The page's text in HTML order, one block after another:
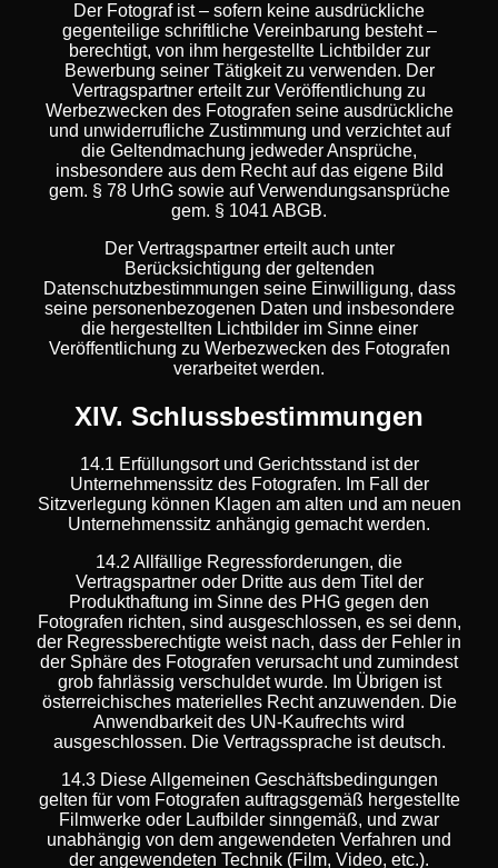
Der Fotograf ist – sofern keine ausdrückliche
gegenteilige schriftliche Vereinbarung besteht –
berechtigt, von ihm hergestellte Lichtbilder zur
Bewerbung seiner Tätigkeit zu verwenden. Der
Vertragspartner erteilt zur Veröffentlichung zu
Werbezwecken des Fotografen seine ausdrückliche
und unwiderrufliche Zustimmung und verzichtet auf
die Geltendmachung jedweder Ansprüche,
insbesondere aus dem Recht auf das eigene Bild
gem. § 78 UrhG sowie auf Verwendungsansprüche
gem. § 1041 ABGB.
Der Vertragspartner erteilt auch unter
Berücksichtigung der geltenden
Datenschutzbestimmungen seine Einwilligung, dass
seine personenbezogenen Daten und insbesondere
die hergestellten Lichtbilder im Sinne einer
Veröffentlichung zu Werbezwecken des Fotografen
verarbeitet werden.
XIV. Schlussbestimmungen
14.1 Erfüllungsort und Gerichtsstand ist der
Unternehmenssitz des Fotografen. Im Fall der
Sitzverlegung können Klagen am alten und am neuen
Unternehmenssitz anhängig gemacht werden.
14.2 Allfällige Regressforderungen, die
Vertragspartner oder Dritte aus dem Titel der
Produkthaftung im Sinne des PHG gegen den
Fotografen richten, sind ausgeschlossen, es sei denn,
der Regressberechtigte weist nach, dass der Fehler in
der Sphäre des Fotografen verursacht und zumindest
grob fahrlässig verschuldet wurde. Im Übrigen ist
österreichisches materielles Recht anzuwenden. Die
Anwendbarkeit des UN-Kaufrechts wird
ausgeschlossen. Die Vertragssprache ist deutsch.
14.3 Diese Allgemeinen Geschäftsbedingungen
gelten für vom Fotografen auftragsgemäß hergestellte
Filmwerke oder Laufbilder sinngemäß, und zwar
unabhängig von dem angewendeten Verfahren und
der angewendeten Technik (Film, Video, etc.).